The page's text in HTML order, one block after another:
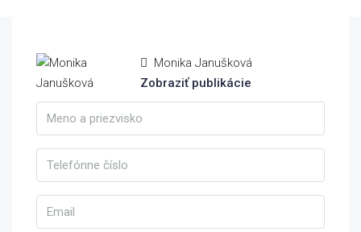
Monika Janušková
Zobraziť publikácie